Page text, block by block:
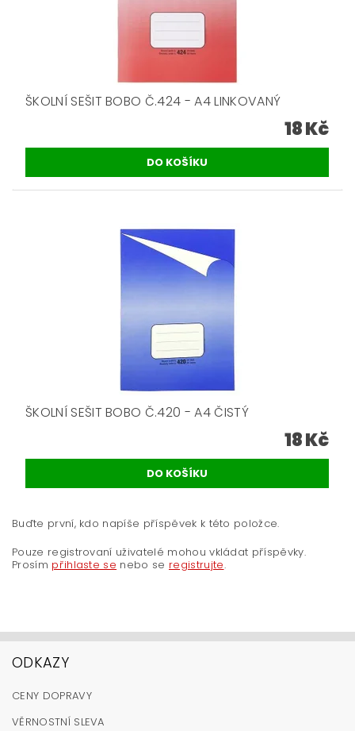
ŠKOLNÍ SEŠIT BOBO Č.424 - A4 LINKOVANÝ
18 Kč
ŠKOLNÍ SEŠIT BOBO Č.420 - A4 ČISTÝ
18 Kč
Buďte první, kdo napíše příspěvek k této položce.
Pouze registrovaní uživatelé mohou vkládat příspěvky.
Prosím přihlaste se nebo se registrujte.
ODKAZY
CENY DOPRAVY
VĚRNOSTNÍ SLEVA